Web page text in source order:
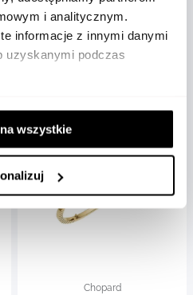
i analitycznym.
informacje z innymi danymi
uzyskanymi podczas
wszystkie
83A086-5622
5 450 zł
Chopard